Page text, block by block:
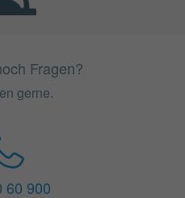
Fragen?
gerne.
60 900